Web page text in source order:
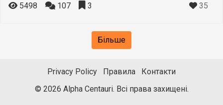
5498 107 3 35
Більше
Privacy Policy Правила
Контакти
© 2026 Alpha Centauri. Всі права захищені.